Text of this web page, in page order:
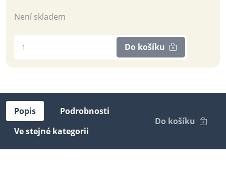
Není skladem
Do košíku
Popis
Podrobnosti
Ve stejné kategorii
Do košíku